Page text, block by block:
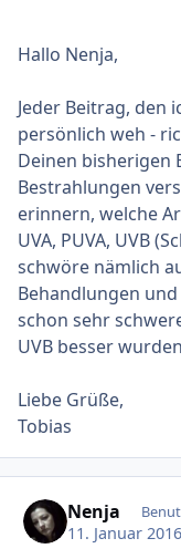
Hallo Nenja,
Jeder Beitrag, den
persönlich weh -
Deinen bisherigen
Bestrahlungen
erinnern, welche
UVA, PUVA, UVB
schwöre nämlich
Behandlungen
schon sehr
UVB besser
Liebe Grüße,
Tobias
Nenja
11. Januar 2016